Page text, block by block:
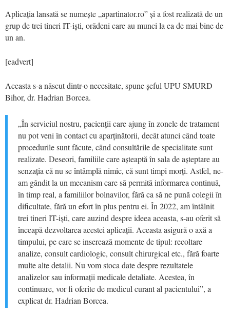
Aplicația lansată se numește „apartinator.ro” și a fost realizată de un
grup de trei tineri IT-iști, orădeni care au munci la ea de mai bine de
un an.
[eadvert]
Aceasta s-a născut dintr-o necesitate, spune șeful UPU SMURD
Bihor, dr. Hadrian Borcea.
„În serviciul nostru, pacienții care ajung în zonele de tratament
nu pot veni în contact cu aparținătorii, decât atunci când toate
procedurile sunt făcute, când consultările de specialitate sunt
realizate. Deseori, familiile care așteaptă în sala de așteptare au
senzația că nu se întâmplă nimic, că sunt timpi morți. Astfel, ne-
am gândit la un mecanism care să permită informarea continuă,
în timp real, a familiilor bolnavilor, fără ca să ne pună colegii în
dificultate, fără un efort în plus pentru ei. În 2022, am întâlnit
trei tineri IT-iști, care auzind despre ideea aceasta, s-au oferit să
înceapă dezvoltarea acestei aplicații. Aceasta asigură o axă a
timpului, pe care se inserează momente de tipul: recoltare
analize, consult cardiologic, consult chirurgical etc., fără foarte
multe alte detalii. Nu vom stoca date despre rezultatele
analizelor sau informații medicale detaliate. Acestea, în
continuare, vor fi oferite de medicul curant al pacientului”, a
explicat dr. Hadrian Borcea.